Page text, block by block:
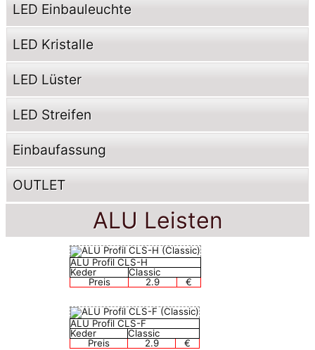
LED Einbauleuchte
LED Kristalle
LED Lüster
LED Streifen
Einbaufassung
OUTLET
ALU Leisten
ALU Profil CLS-H
Keder
Classic
Preis
2.9 €
ALU Profil CLS-F
Keder
Classic
Preis
2.9 €